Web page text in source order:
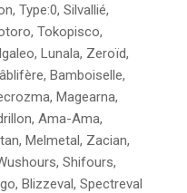
Type:0, Silvallié,
Tokopisco,
Lunala, Zeroïd,
Bamboiselle,
Magearna,
Ama-Ama,
Melmetal, Zacian,
Shifours,
Blizzeval, Spectreval